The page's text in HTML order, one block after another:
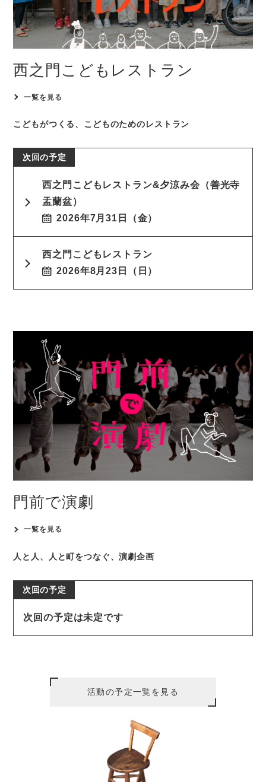
西之門こどもレストラン
一覧を見る
こどもがつくる、 こどものためのレストラン
西之門こどもレストラン&夕涼み会（善光寺
盂蘭盆）
2026年7月31日（金）
西之門こどもレストラン
2026年8月23日（日）
門前で演劇
一覧を見る
人と人、人と町をつなぐ、演劇企画
次回の予定は未定です
活動の予定一覧を見る